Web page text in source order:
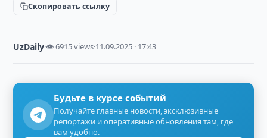
Скопировать ссылку
UzDaily·👁 6915 views·11.09.2025 · 17:43
Будьте в курсе событий
Получайте главные новости, эксклюзивные
репортажи и оперативные обновления там, где
вам удобно.